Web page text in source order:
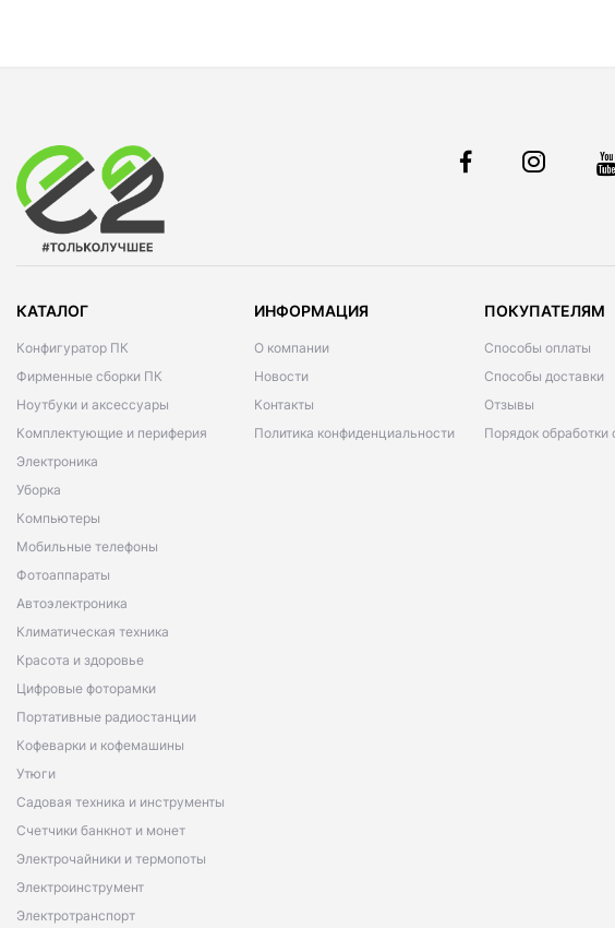
КАТАЛОГ
Конфигуратор ПК
Фирменные сборки ПК
Ноутбуки и аксессуары
Комплектующие и периферия
Электроника
Уборка
Компьютеры
Мобильные телефоны
Фотоаппараты
Автоэлектроника
Климатическая техника
Красота и здоровье
Цифровые фоторамки
Портативные радиостанции
Кофеварки и кофемашины
Утюги
Садовая техника и инструменты
Счетчики банкнот и монет
Электрочайники и термопоты
Электроинструмент
Электротранспорт
ИНФОРМАЦИЯ
О компании
Новости
Контакты
Политика конфиденциальности
ПОКУПАТЕЛЯМ
Способы оплаты
Способы доставки
Отзывы
Порядок